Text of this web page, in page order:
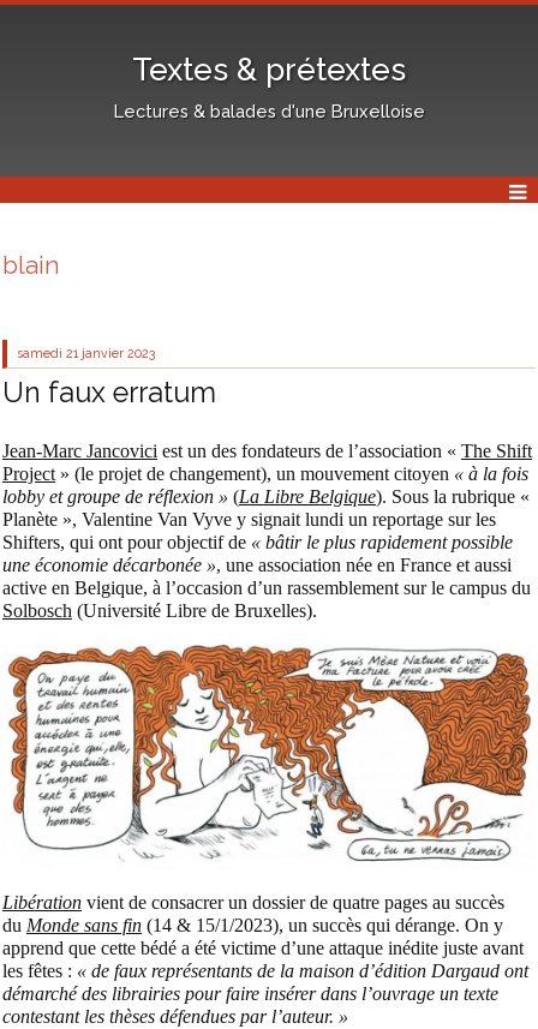
Textes & prétextes
Lectures & balades d'une Bruxelloise
blain
samedi 21 janvier 2023
Un faux erratum
Jean-Marc Jancovici est un des fondateurs de l’association « The Shift
Project » (le projet de changement), un mouvement citoyen « à la fois
lobby et groupe de réflexion » (La Libre Belgique). Sous la rubrique «
Planète », Valentine Van Vyve y signait lundi un reportage sur les
Shifters, qui ont pour objectif de « bâtir le plus rapidement possible
une économie décarbonée », une association née en France et aussi
active en Belgique, à l’occasion d’un rassemblement sur le campus du
Solbosch (Université Libre de Bruxelles).
Libération vient de consacrer un dossier de quatre pages au succès
du Monde sans fin (14 & 15/1/2023), un succès qui dérange. On y
apprend que cette bédé a été victime d’une attaque inédite juste avant
les fêtes : « de faux représentants de la maison d’édition Dargaud ont
démarché des librairies pour faire insérer dans l’ouvrage un texte
contestant les thèses défendues par l’auteur. »